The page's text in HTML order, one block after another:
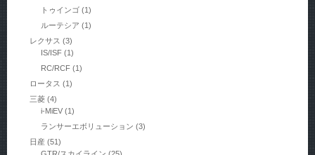
トゥインゴ (1)
ルーテシア (1)
レクサス (3)
IS/ISF (1)
RC/RCF (1)
ロータス (1)
三菱(4)
i-MiEV (1)
ランサーエボリューション (3)
日産 (51)